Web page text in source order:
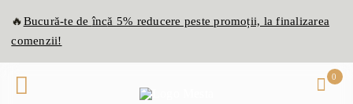
🔥Bucură-te deîncă 5% reducere peste promoții, la finalizarea
comenzii!
0